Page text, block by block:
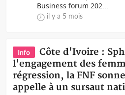
Business forum 202...
il y a 5 mois
Info
Côte d'Ivoire :
l'engagement des
régression, la FNF
appelle à un sursaut